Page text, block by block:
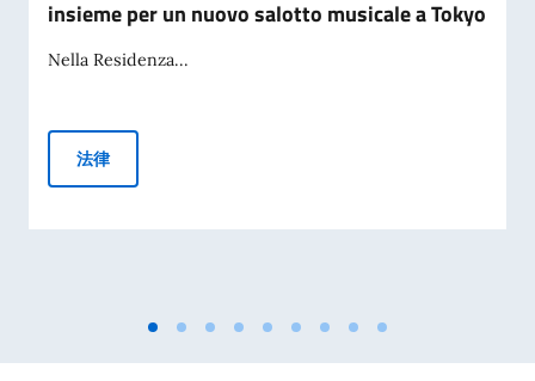
insieme per un nuovo salotto musicale a Tokyo
Nella Residenza...
法律COMUNICATO STAMPA - Italia e Yamaha Japan insieme